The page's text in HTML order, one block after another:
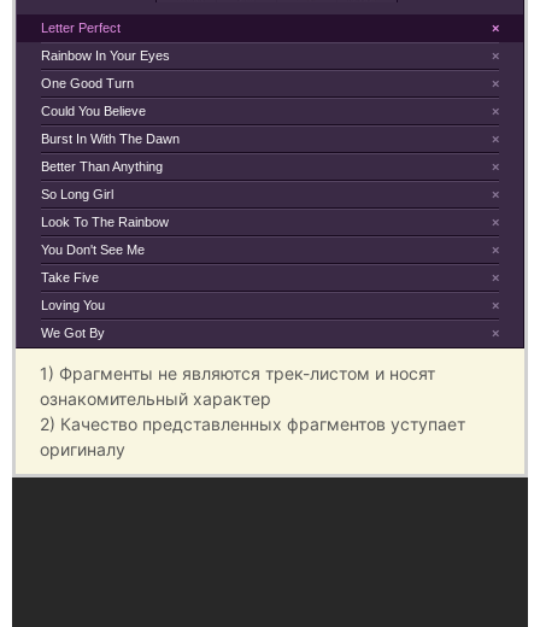
×
Letter Perfect
×
Rainbow In Your Eyes
×
One Good Turn
×
Could You Believe
×
Burst In With The Dawn
×
Better Than Anything
×
So Long Girl
×
Look To The Rainbow
×
You Don't See Me
×
Take Five
×
Loving You
×
We Got By
1) Фрагменты не являются трек-листом и носят
ознакомительный характер
2) Качество представленных фрагментов уступает
оригиналу